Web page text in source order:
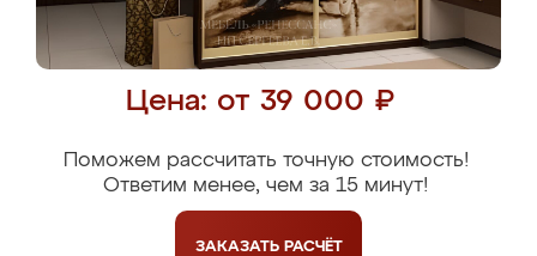
Цена: от 39 000 ₽
Поможем рассчитать точную стоимость!
Ответим менее, чем за 15 минут!
ЗАКАЗАТЬ РАСЧЁТ